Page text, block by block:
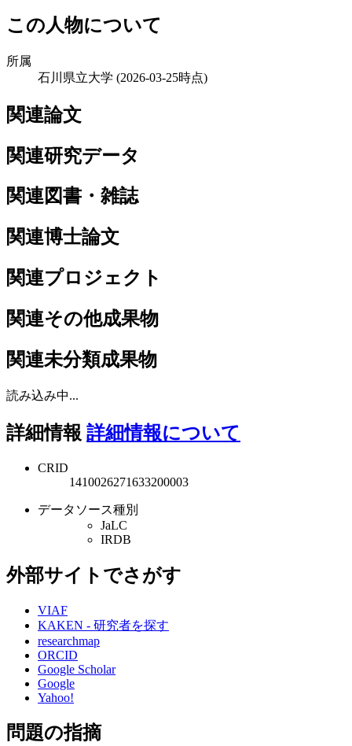
この人物について
所属
石川県立大学 (2026-03-25時点)
関連論文
関連研究データ
関連図書・雑誌
関連博士論文
関連プロジェクト
関連その他成果物
関連未分類成果物
読み込み中...
詳細情報 詳細情報について
CRID
1410026271633200003
データソース種別
JaLC
IRDB
外部サイトでさがす
VIAF
KAKEN - 研究者を探す
researchmap
ORCID
Google Scholar
Google
Yahoo!
問題の指摘